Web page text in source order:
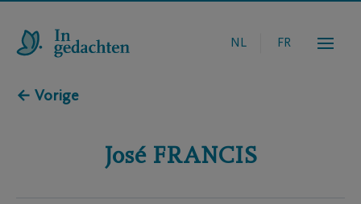
NL FR
← Vorige
José FRANCIS